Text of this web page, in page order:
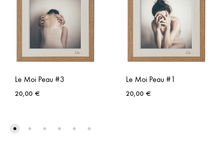
Le Moi Peau #3
20,00 €
Le Moi Peau #1
20,00 €